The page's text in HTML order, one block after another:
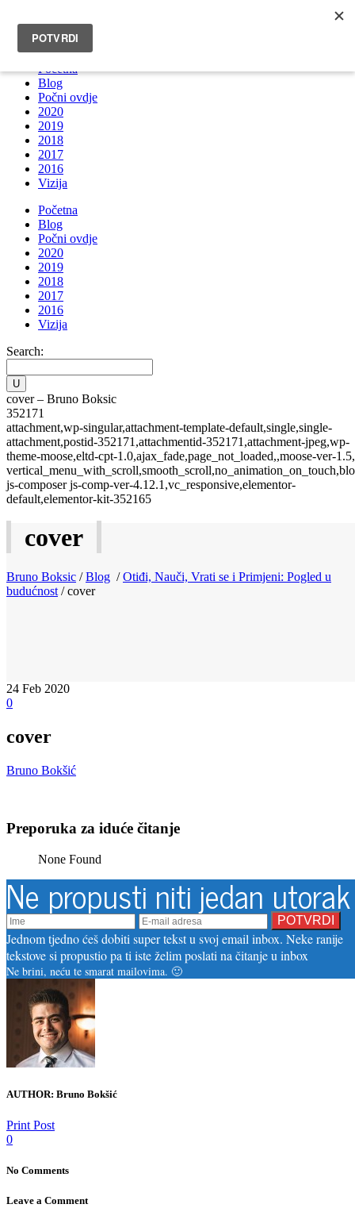
INFO@BRUNOBOKSIC.COM
Početna
Blog
Počni ovdje
2020
2019
2018
2017
2016
Vizija
Početna
Blog
Počni ovdje
2020
2019
2018
2017
2016
Vizija
Search:
cover – Bruno Boksic
352171
attachment,wp-singular,attachment-template-default,single,single-
attachment,postid-352171,attachmentid-352171,attachment-jpeg,wp-
theme-moose,eltd-cpt-1.0,ajax_fade,page_not_loaded,,moose-ver-1.5,
js-composer js-comp-ver-4.12.1,vc_responsive,elementor-
default,elementor-kit-352165
cover
Bruno Boksic /Blog /Otiđi, Nauči, Vrati se i Primjeni: Pogled u
budućnost /cover
24 Feb 2020
0
cover
Bruno Bokšić
Preporuka za iduće čitanje
None Found
Ne propusti niti jedan utorak
Jednom tjedno ćeš dobiti super tekst u svoj email inbox. Neke ranije
tekstove si propustio pa ti iste želim poslati na čitanje u inbox
Ne brini, neću te smarat mailovima. 🙂
AUTHOR: Bruno Bokšić
Print Post
0
No Comments
Leave a Comment